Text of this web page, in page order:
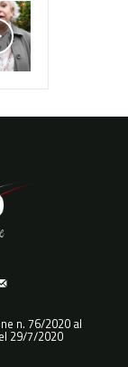
n. 76/2020 al
29/7/2020